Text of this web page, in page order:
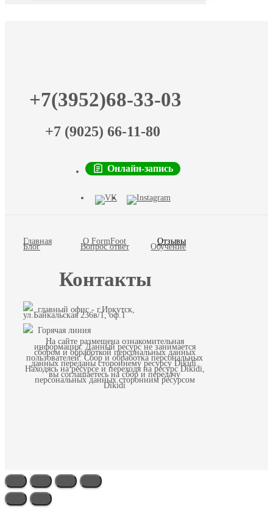
+7(3952)68-33-03
+7 (9025) 66-11-80
Онлайн-запись
Главная О FormFoot Отзывы
Блог Вопрос ответ Обучение
Контакты
главный офис - г.Иркутск,
ул.Байкальская 236в/1, оф.1
Горячая линия
На сайте размещена ознакомительная
информация. Данный ресурс не занимается
сбором и обработкой персональных данных
пользователей. Сбор и обработка персональных
данных переданы стороннему ресурсу Dikidi.
Находясь на ресурсе и переходя на ресурс Dikidi,
вы соглашаетесь на сбор и передачу
персональных данных сторонним ресурсом
Dikidi